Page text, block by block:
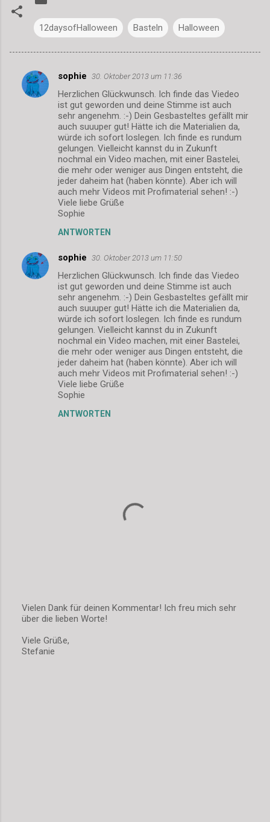
12daysofHalloween Basteln Halloween
K
o
sophie 30. Oktober 2013 um 11:36
Herzlichen Glückwunsch. Ich finde das Viedeo
ist gut geworden und deine Stimme ist auch
sehr angenehm. :-) Dein Gesbasteltes gefällt mir
auch suuuper gut! Hätte ich die Materialien da,
würde ich sofort loslegen. Ich finde es rundum
gelungen. Vielleicht kannst du in Zukunft
nochmal ein Video machen, mit einer Bastelei,
die mehr oder weniger aus Dingen entsteht, die
jeder daheim hat (haben könnte). Aber ich will
auch mehr Videos mit Profimaterial sehen! :-)
Viele liebe Grüße
Sophie
ANTWORTEN
sophie 30. Oktober 2013 um 11:50
Herzlichen Glückwunsch. Ich finde das Viedeo
ist gut geworden und deine Stimme ist auch
sehr angenehm. :-) Dein Gesbasteltes gefällt mir
auch suuuper gut! Hätte ich die Materialien da,
würde ich sofort loslegen. Ich finde es rundum
gelungen. Vielleicht kannst du in Zukunft
nochmal ein Video machen, mit einer Bastelei,
die mehr oder weniger aus Dingen entsteht, die
jeder daheim hat (haben könnte). Aber ich will
auch mehr Videos mit Profimaterial sehen! :-)
Viele liebe Grüße
Sophie
ANTWORTEN
K
m
m
Vielen Dank für deinen Kommentar! Ich freu mich sehr
über die lieben Worte!
Viele Grüße,
Stefanie